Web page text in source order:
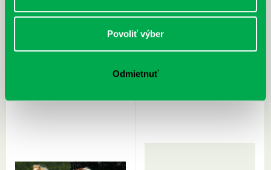
Povoliť výber
Odmietnuť
Rudź, Przemyslaw: Atlas hviezd:
Hardy, Paula: Japonsko na tanieri: